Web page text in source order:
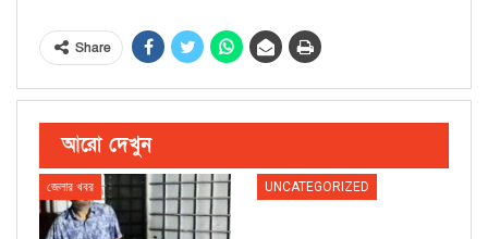
Share
আরো দেখুন
জেলার খবর UNCATEGORIZED